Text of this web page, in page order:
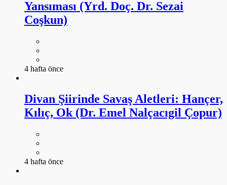
Yansıması (Yrd. Doç. Dr. Sezai
Coşkun)
4 hafta önce
Divan Şiirinde Savaş Aletleri: Hançer,
Kılıç, Ok (Dr. Emel Nalçacıgil Çopur)
4 hafta önce